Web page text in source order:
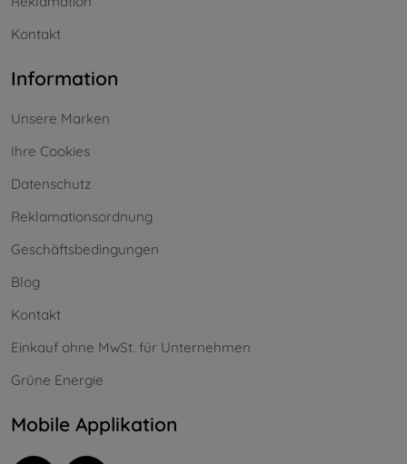
Kontakt
Information
Unsere Marken
Ihre Cookies
Datenschutz
Reklamationsordnung
Geschäftsbedingungen
Blog
Kontakt
Einkauf ohne MwSt. für Unternehmen
Grüne Energie
Mobile Applikation